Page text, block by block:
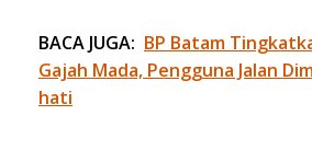
BACA JUGA: BP Batam
Gajah Mada, Pengguna Jalan
hati